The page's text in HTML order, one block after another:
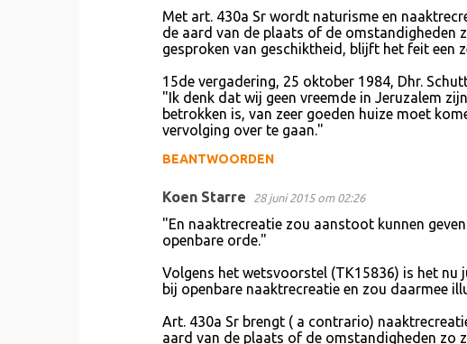
Met art. 430a Sr wordt naturisme en
de aard van de plaats of de omstandigheden
gesproken van geschiktheid, blijft het feit een
15de vergadering, 25 oktober 1984, Dhr.
"Ik denk dat wij geen vreemde in Jeruzalem
betrokken is, van zeer goeden huize moet
vervolging over te gaan."
BEANTWOORDEN
Koen Starre 28 juni 2015 om 02:26
"En naaktrecreatie zou aanstoot kunnen
openbare orde."
Volgens het wetsvoorstel (TK15836) is het
bij openbare naaktrecreatie en zou daarmee
Art. 430a Sr brengt ( a contrario)
aard van de plaats of de omstandigheden zo